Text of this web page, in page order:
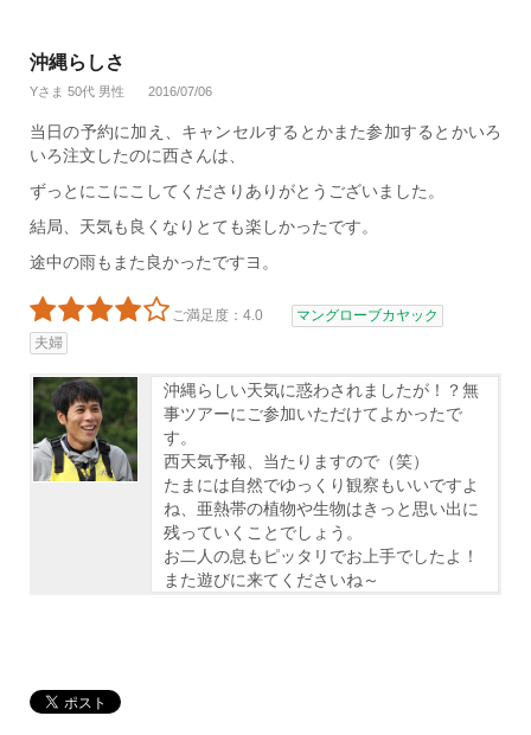
沖縄らしさ
Yさま 50代 男性 2016/07/06
当日の予約に加え、キャンセルするとかまた参加するとかいろ
いろ注文したのに西さんは、
ずっとにこにこしてくださりありがとうございました。
結局、天気も良くなりとても楽しかったです。
途中の雨もまた良かったですヨ。
ご満足度：4.0
マングローブカヤック
夫婦
沖縄らしい天気に惑わされましたが！？無
事ツアーにご参加いただけてよかったで
す。
西天気予報、当たりますので（笑）
たまには自然でゆっくり観察もいいですよ
ね、亜熱帯の植物や生物はきっと思い出に
残っていくことでしょう。
お二人の息もピッタリでお上手でしたよ！
また遊びに来てくださいね～